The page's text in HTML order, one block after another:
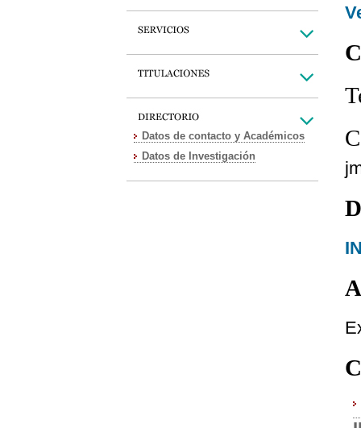
Datos de contacto y Académicos
Datos de Investigación